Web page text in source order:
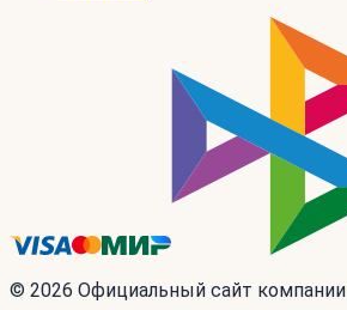
© 2026 Официальный сайт